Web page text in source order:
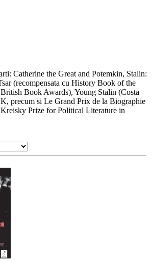
Catherine the Great and Potemkin, Stalin:
(recompensata cu History Book of the
Book Awards), Young Stalin (Costa
precum si Le Grand Prix de la Biographie
Prize for Political Literature in